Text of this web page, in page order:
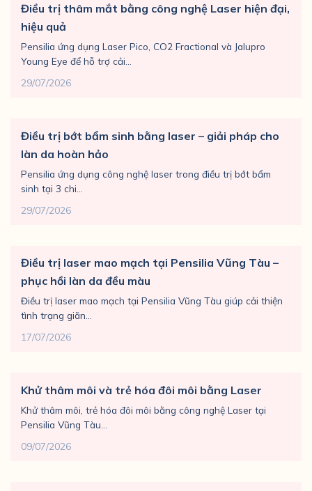
Điều trị thâm mắt bằng công nghệ Laser hiện đại,
hiệu quả
Pensilia ứng dụng Laser Pico, CO2 Fractional và Jalupro
Young Eye để hỗ trợ cải...
29/07/2026
Điều trị bớt bẩm sinh bằng laser – giải pháp cho
làn da hoàn hảo
Pensilia ứng dụng công nghệ laser trong điều trị bớt bẩm
sinh tại 3 chi...
29/07/2026
Điều trị laser mao mạch tại Pensilia Vũng Tàu –
phục hồi làn da đều màu
Điều trị laser mao mạch tại Pensilia Vũng Tàu giúp cải thiện
tình trạng giãn...
17/07/2026
Khử thâm môi và trẻ hóa đôi môi bằng Laser
Khử thâm môi, trẻ hóa đôi môi bằng công nghệ Laser tại
Pensilia Vũng Tàu...
09/07/2026